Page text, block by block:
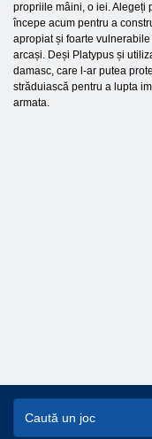
propriile mâini, o iei. Alegeți
începe acum pentru a
apropiat și foarte
arcași. Deși Platypus și
damasc, care l-ar putea
străduiască pentru a lupta
armata.